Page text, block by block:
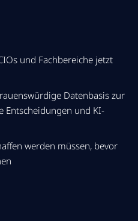
und Fachbereiche jetzt
Datenbasis zur
Entscheidungen und KI-
werden müssen, bevor